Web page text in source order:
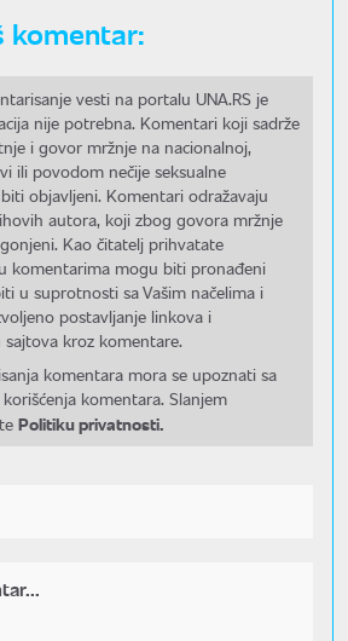
komentar:
vesti na portalu UNA.RS je
nije potrebna. Komentari koji sadrže
i govor mržnje na nacionalnoj,
ili povodom nečije seksualne
objavljeni. Komentari odražavaju
autora, koji zbog govora mržnje
Kao čitatelj prihvatate
komentarima mogu biti pronađeni
u suprotnosti sa Vašim načelima i
postavljanje linkova i
kroz komentare.
komentara mora se upoznati sa
komentara. Slanjem
Politiku privatnosti.